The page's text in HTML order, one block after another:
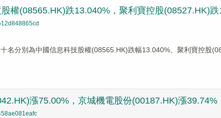
權(08565.HK)跌13.040%，聚利寶控股(08527.HK)
名分別為中國信息科技股權(08565.HK)跌幅13.040%、聚利寶控股
漲75.00%，京城機電股份(00187.HK)漲39.74%